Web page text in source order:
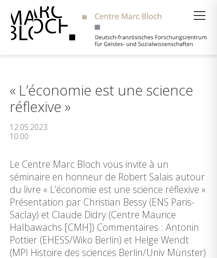
« L’économie est une science
réflexive »
12.05.2023
10:00
Le Centre Marc Bloch vous invite à un
séminaire en honneur de Robert Salais autour
du livre « L’économie est une science réflexive »
Présentation par Christian Bessy (ENS Paris-
Saclay) et Claude Didry (Centre Maurice
Halbawachs [CMH]) Commentaires : Antonin
Pottier (EHESS/Wiko Berlin) et Helge Wendt
(MPI Histoire des sciences Berlin/Univ Münster)